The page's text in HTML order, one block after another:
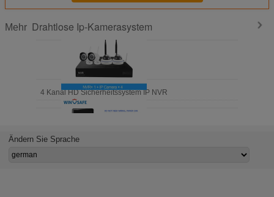
Mehr Drahtlose Ip-Kamerasystem
4 Kanal HD Sicherheitssystem IP NVR
der Überwachungssystem-4 des Kanal-NVR 20M - 30M Infrarot-
Ändern Sie Sprache